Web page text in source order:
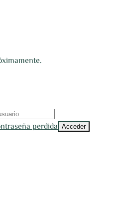
perdida